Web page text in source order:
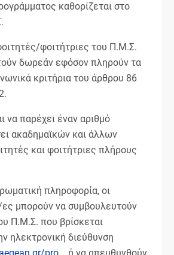
καθορίζεται στο
φοιτήτριες του Π.Μ.Σ.
δωρεάν εφόσον πληρούν τα
κριτήρια του άρθρου 86
να παρέχει έναν αριθμό
ακαδημαϊκών και άλλων
και φοιτήτριες πλήρους
πληροφορία, οι
μπορούν να συμβουλευτούν
Π.Μ.Σ. που βρίσκεται
ηλεκτρονική διεύθυνση